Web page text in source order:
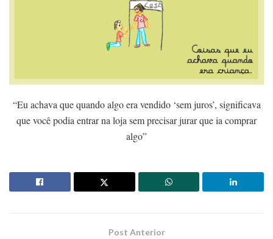
“Eu achava que quando algo era vendido ‘sem juros’, significava
que você podia entrar na loja sem precisar jurar que ia comprar
algo”
Post Anterior